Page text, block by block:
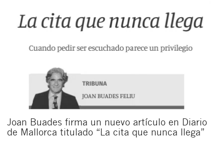
Joan Buades firma un nuevo artículo en Diario
de Mallorca titulado “La cita que nunca llega”